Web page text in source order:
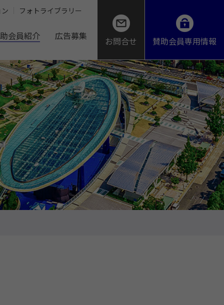
会員紹介 広告募集
フォトライブラリー
お問合せ 賛助会員専用情報